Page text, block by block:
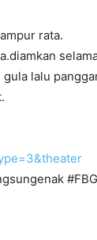
rata.
lalu